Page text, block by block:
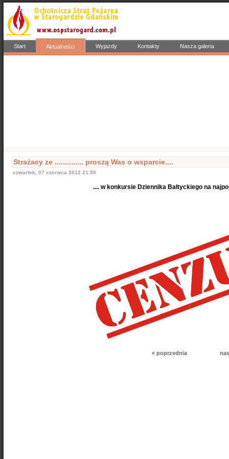
Start Aktualności Wyjazdy Kontakty Nasza galeria
Strażacy ze .............. proszą Was o wsparcie....
czwartek, 07 czerwca 2012 21:50
.... w konkursie Dziennika Bałtyckiego na
« poprzednia